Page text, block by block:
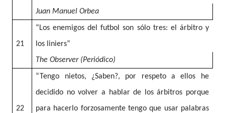
Juan Manuel Orbea
21
“Los enemigos del futbol son sólo tres: el árbitro y
los liniers”
The Observer (Periódico)
22
“Tengo nietos, ¿Saben?, por respeto a ellos he
decidido no volver a hablar de los árbitros porque
para hacerlo forzosamente tengo que usar palabras